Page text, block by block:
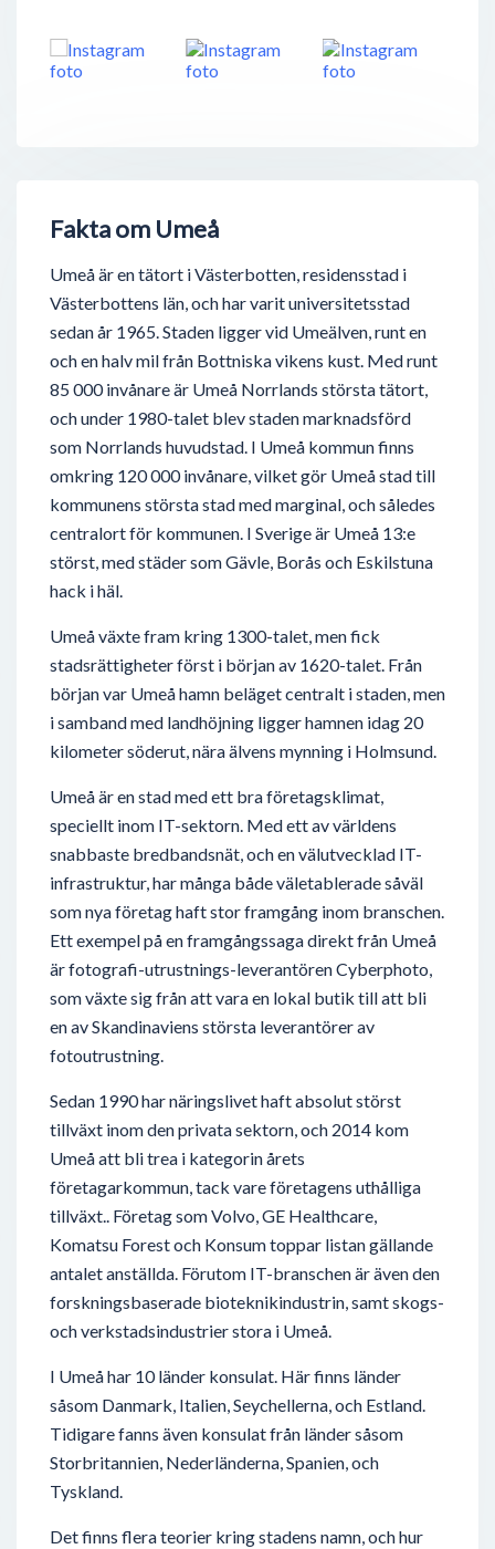
Fakta om Umeå
Umeå är en tätort i Västerbotten, residensstad i
Västerbottens län, och har varit universitetsstad
sedan år 1965. Staden ligger vid Umeälven, runt en
och en halv mil från Bottniska vikens kust. Med runt
85 000 invånare är Umeå Norrlands största tätort,
och under 1980-talet blev staden marknadsförd
som Norrlands huvudstad. I Umeå kommun finns
omkring 120 000 invånare, vilket gör Umeå stad till
kommunens största stad med marginal, och således
centralort för kommunen. I Sverige är Umeå 13:e
störst, med städer som Gävle, Borås och Eskilstuna
hack i häl.
Umeå växte fram kring 1300-talet, men fick
stadsrättigheter först i början av 1620-talet. Från
början var Umeå hamn beläget centralt i staden, men
i samband med landhöjning ligger hamnen idag 20
kilometer söderut, nära älvens mynning i Holmsund.
Umeå är en stad med ett bra företagsklimat,
speciellt inom IT-sektorn. Med ett av världens
snabbaste bredbandsnät, och en välutvecklad IT-
infrastruktur, har många både väletablerade såväl
som nya företag haft stor framgång inom branschen.
Ett exempel på en framgångssaga direkt från Umeå
är fotografi-utrustnings-leverantören Cyberphoto,
som växte sig från att vara en lokal butik till att bli
en av Skandinaviens största leverantörer av
fotoutrustning.
Sedan 1990 har näringslivet haft absolut störst
tillväxt inom den privata sektorn, och 2014 kom
Umeå att bli trea i kategorin årets
företagarkommun, tack vare företagens uthålliga
tillväxt.. Företag som Volvo, GE Healthcare,
Komatsu Forest och Konsum toppar listan gällande
antalet anställda. Förutom IT-branschen är även den
forskningsbaserade bioteknikindustrin, samt skogs-
och verkstadsindustrier stora i Umeå.
I Umeå har 10 länder konsulat. Här finns länder
såsom Danmark, Italien, Seychellerna, och Estland.
Tidigare fanns även konsulat från länder såsom
Storbritannien, Nederländerna, Spanien, och
Tyskland.
Det finns flera teorier kring stadens namn, och hur